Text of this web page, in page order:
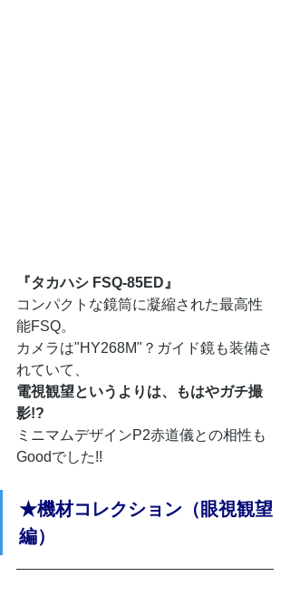
『タカハシ FSQ-85ED』
コンパクトな鏡筒に凝縮された最高性
能FSQ。
カメラは"HY268M"？ガイド鏡も装備さ
れていて、
電視観望というよりは、もはやガチ撮
影!?
ミニマムデザインP2赤道儀との相性も
Goodでした!!
★機材コレクション（眼視観望
編）